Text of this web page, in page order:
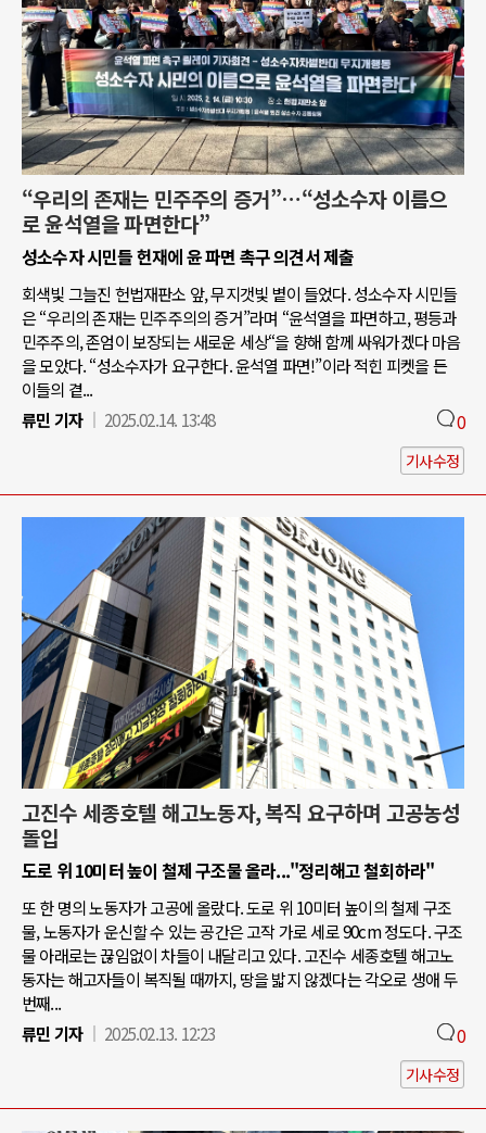
“우리의 존재는 민주주의 증거”…“성소수자 이름으
로 윤석열을 파면한다”
성소수자 시민들 헌재에 윤 파면 촉구 의견서 제출
회색빛 그늘진 헌법재판소 앞, 무지갯빛 볕이 들었다. 성소수자 시민들
은 “우리의 존재는 민주주의의 증거”라며 “윤석열을 파면하고, 평등과
민주주의, 존엄이 보장되는 새로운 세상“을 향해 함께 싸워가겠다 마음
을 모았다. “성소수자가 요구한다. 윤석열 파면!”이라 적힌 피켓을 든
이들의 곁...
류민 기자
2025.02.14. 13:48 0
기사수정
고진수 세종호텔 해고노동자, 복직 요구하며 고공농성
돌입
도로 위 10미터 높이 철제 구조물 올라..."정리해고 철회하라"
또 한 명의 노동자가 고공에 올랐다. 도로 위 10미터 높이의 철제 구조
물, 노동자가 운신할 수 있는 공간은 고작 가로 세로 90cm 정도다. 구조
물 아래로는 끊임없이 차들이 내달리고 있다. 고진수 세종호텔 해고노
동자는 해고자들이 복직될 때까지, 땅을 밟지 않겠다는 각오로 생애 두
번째...
류민 기자
2025.02.13. 12:23 0
기사수정